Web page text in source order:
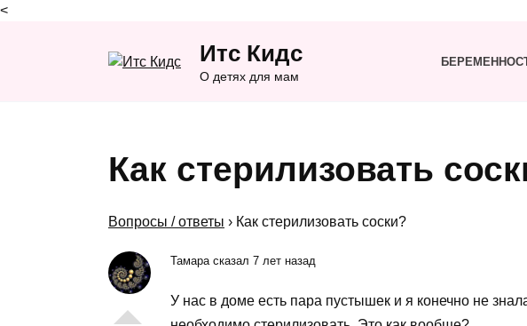
<
Итс Кидс
О детях для мам
Как стерилизовать
Вопросы / ответы › Как стерилизовать соски?
Тамара сказал 7 лет назад
У нас в доме есть пара пустышек и я конечно не